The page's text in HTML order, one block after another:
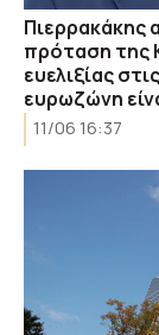
Πιερρακάκης
πρόταση της
ευελιξίας
ευρωζώνη
11/06 16:37